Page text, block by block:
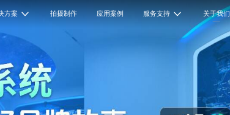
方案 拍摄制作 应用案例 服务支持 关于我们